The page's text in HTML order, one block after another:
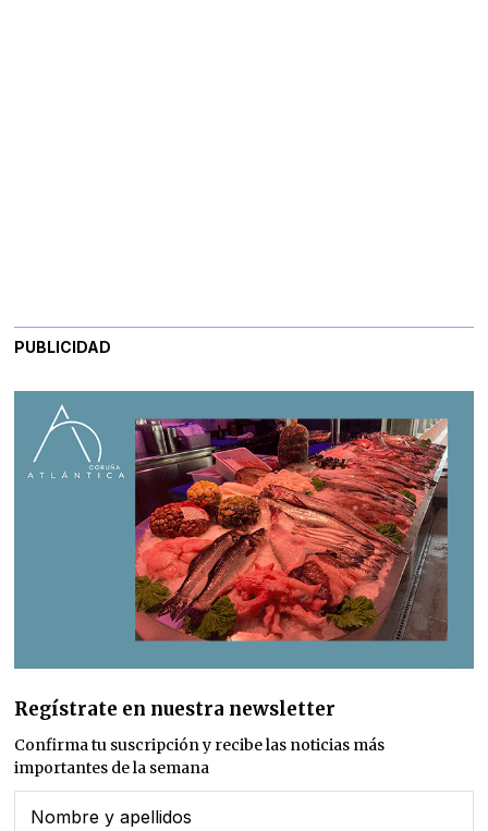
PUBLICIDAD
Regístrate en nuestra newsletter
Confirma tu suscripción y recibe las noticias más
importantes de la semana